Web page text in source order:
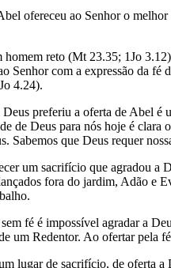
ofereceu ao Senhor o
reto (Mt 23.35; 1Jo
Senhor com a expressão da
4.24).
preferiu a oferta de Abel é
de Deus para nós hoje é
Sabemos que Deus requer
um sacrifício que agradou a
fora do jardim, Adão e
fé é impossível agradar a
um Redentor. Ao ofertar
lugar de sacrifício, de oferta a